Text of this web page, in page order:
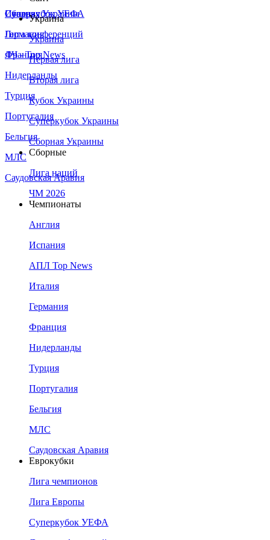
Сборная Украины
Италия
Германия
Франция
Нидерланды
Турция
Португалия
Бельгия
МЛС
Саудовская Аравия
Суперкубок УЕФА
Лига конференций
ЛЧ - Top News
Украина
Украина
Первая лига
Вторая лига
Кубок Украины
Суперкубок Украины
Сборная Украины
Сборные
Лига наций
ЧМ 2026
Чемпионаты
Англия
Испания
АПЛ Top News
Италия
Германия
Франция
Нидерланды
Турция
Португалия
Бельгия
МЛС
Саудовская Аравия
Еврокубки
Лига чемпионов
Лига Европы
Суперкубок УЕФА